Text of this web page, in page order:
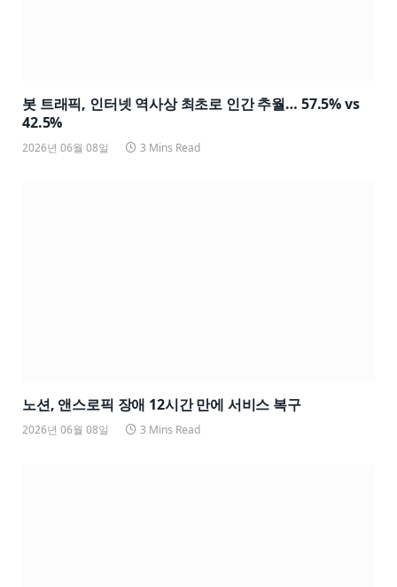
봇 트래픽, 인터넷 역사상 최초로 인간 추월… 57.5% vs
42.5%
2026년 06월 08일 3 Mins Read
노션, 앤스로픽 장애 12시간 만에 서비스 복구
2026년 06월 08일 3 Mins Read